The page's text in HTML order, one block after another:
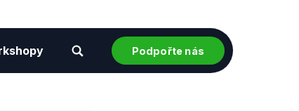
Podpořte nás